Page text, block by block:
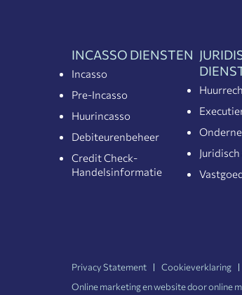
INCASSO DIENSTEN
Incasso
Pre-Incasso
Huurincasso
Debiteurenbeheer
Credit Check-
Handelsinformatie
Privacy Statement Cookieverklaring
Online marketing en website door online